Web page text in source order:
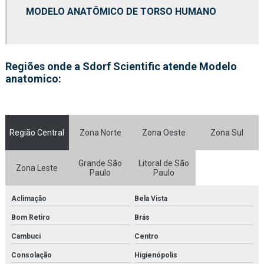
Fornecedor de esqueletos para hospitais
Fornecedor de kit molecular médico para estudo
Fornecedor de kit molecular para faculdades
Fornecedor de kit molecular para laboratórios
Fornecedor de microscópio
Fornecedor de microscópio médico para faculdades
MODELO ANATÔMICO DE TORSO HUMANO
Regiões onde a Sdorf Scientific atende Modelo
anatomico:
Região Central Zona Norte Zona Oeste Zona Sul
Zona Leste
Grande São
Paulo
Litoral de São
Paulo
Aclimação Bela Vista
Bom Retiro Brás
Cambuci Centro
Consolação Higienópolis